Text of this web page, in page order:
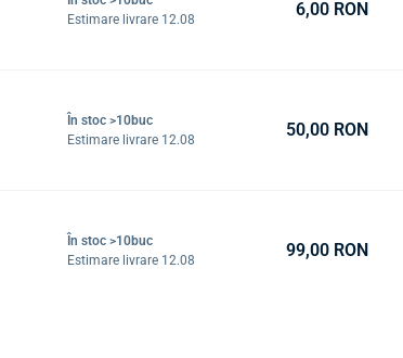
Estimare livrare 12.08
6,00 RON
În stoc >10buc
Estimare livrare 12.08
50,00 RON
În stoc >10buc
Estimare livrare 12.08
99,00 RON